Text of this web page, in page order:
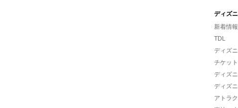
ディズ
新着情報
TDL
ディズ
チケット
ディズ
ディズ
アトラ